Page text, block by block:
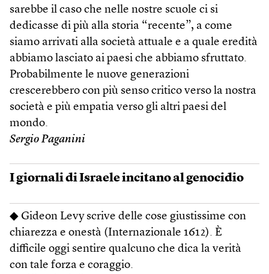
sarebbe il caso che nelle nostre scuole ci si
dedicasse di più alla storia “recente”, a come
siamo arrivati alla società attuale e a quale eredità
abbiamo lasciato ai paesi che abbiamo sfruttato.
Probabilmente le nuove generazioni
crescerebbero con più senso critico verso la nostra
società e più empatia verso gli altri paesi del
mondo.
Sergio Paganini
I giornali di Israele incitano al genocidio
◆ Gideon Levy scrive delle cose giustissime con
chiarezza e onestà (Internazionale 1612). È
difficile oggi sentire qualcuno che dica la verità
con tale forza e coraggio.